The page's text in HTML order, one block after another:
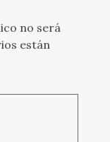
no será
están